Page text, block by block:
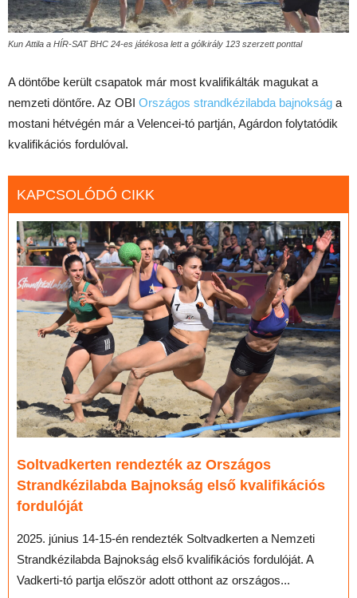
Kun Attila a HÍR-SAT BHC 24-es játékosa lett a gólkirály 123 szerzett ponttal
A döntőbe került csapatok már most kvalifikálták magukat a
nemzeti döntőre. Az OBI Országos strandkézilabda bajnokság a
mostani hétvégén már a Velencei-tó partján, Agárdon folytatódik
kvalifikációs fordulóval.
KAPCSOLÓDÓ CIKK
Soltvadkerten rendezték az Országos
Strandkézilabda Bajnokság első kvalifikációs
fordulóját
2025. június 14-15-én rendezték Soltvadkerten a Nemzeti
Strandkézilabda Bajnokság első kvalifikációs fordulóját. A
Vadkerti-tó partja először adott otthont az országos...